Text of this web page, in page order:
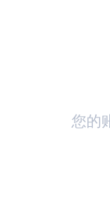
您的